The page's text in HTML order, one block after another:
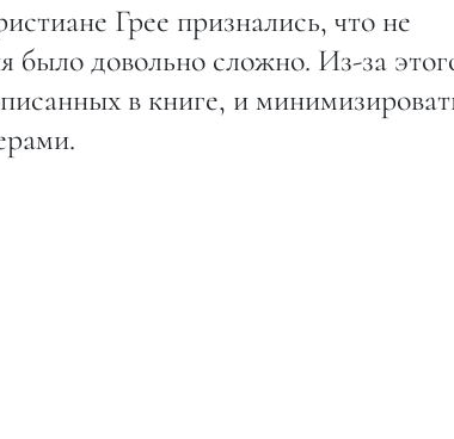
Грее признались, что не
было довольно сложно. Из-за
в книге, и